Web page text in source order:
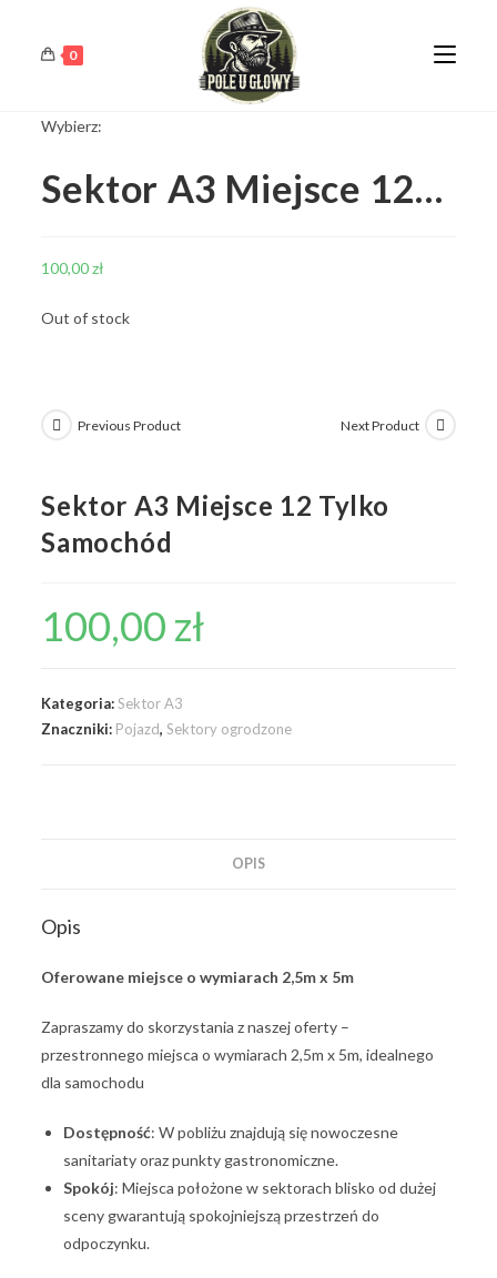
0
Wybierz:
Sektor A3 Miejsce 12…
100,00zł
Out of stock
Previous Product Next Product
Sektor A3 Miejsce 12 Tylko
Samochód
100,00 zł
Kategoria:Sektor A3
Znaczniki: Pojazd,Sektory ogrodzone
OPIS
Opis
Oferowane miejsce o wymiarach 2,5m x 5m
Zapraszamy do skorzystania z naszej oferty –
przestronnego miejsca o wymiarach 2,5m x 5m, idealnego
dla samochodu
Dostępność: W pobliżu znajdują się nowoczesne
sanitariaty oraz punkty gastronomiczne.
Spokój: Miejsca położone w sektorach blisko od dużej
sceny gwarantują spokojniejszą przestrzeń do
odpoczynku.